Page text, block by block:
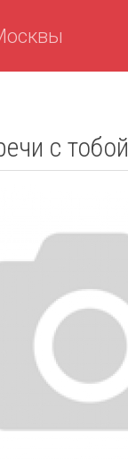
с тобой